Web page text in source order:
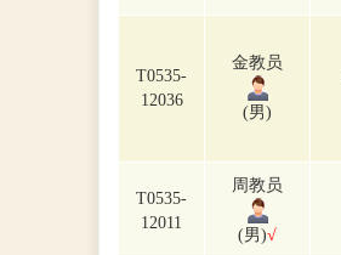
T0535-
12036
金教员
(男)
T0535-
12011
周教员
(男)√